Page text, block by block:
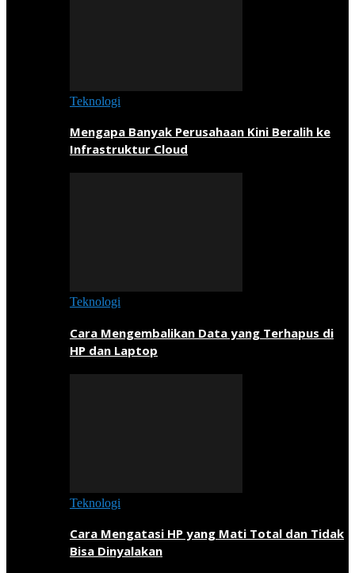
Teknologi
Mengapa Banyak Perusahaan Kini Beralih ke
Infrastruktur Cloud
Teknologi
Cara Mengembalikan Data yang Terhapus di
HP dan Laptop
Teknologi
Cara Mengatasi HP yang Mati Total dan Tidak
Bisa Dinyalakan